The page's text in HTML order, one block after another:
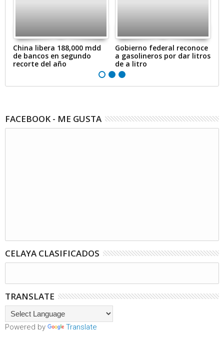
China libera 188,000 mdd
de bancos en segundo
recorte del año
Gobierno federal reconoce
a gasolineros por dar litros
de a litro
FACEBOOK - ME GUSTA
CELAYA CLASIFICADOS
TRANSLATE
Powered by Translate